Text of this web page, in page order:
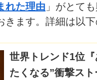
れた理由 」がとて
きます。詳細は以
世界トレンド1位
たくなる”衝撃ス